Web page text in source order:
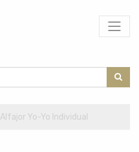
Alfajor Yo-Yo Individual